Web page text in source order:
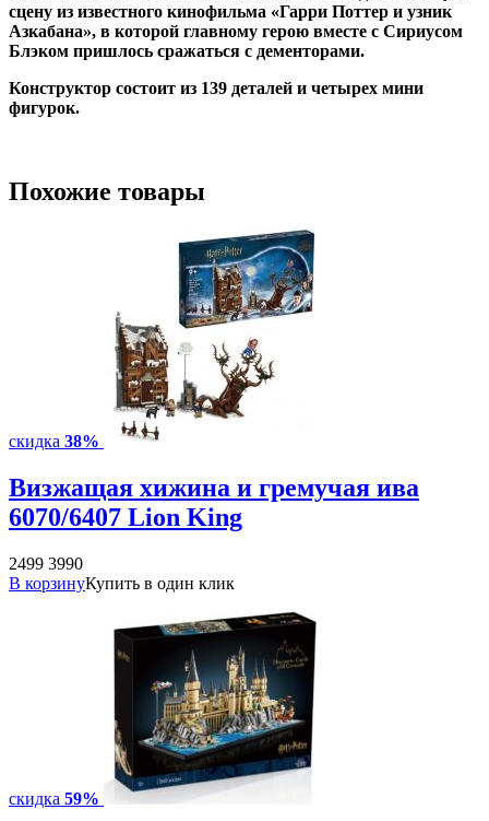
сцену из известного кинофильма «Гарри Поттер и узник
Азкабана», в которой главному герою вместе с Сириусом
Блэком пришлось сражаться с дементорами.
Конструктор состоит из 139 деталей и четырех мини
фигурок.
Похожие товары
скидка 38%
Визжащая хижина и гремучая ива
6070/6407 Lion King
2499 3990
В корзинуКупить в один клик
скидка 59%